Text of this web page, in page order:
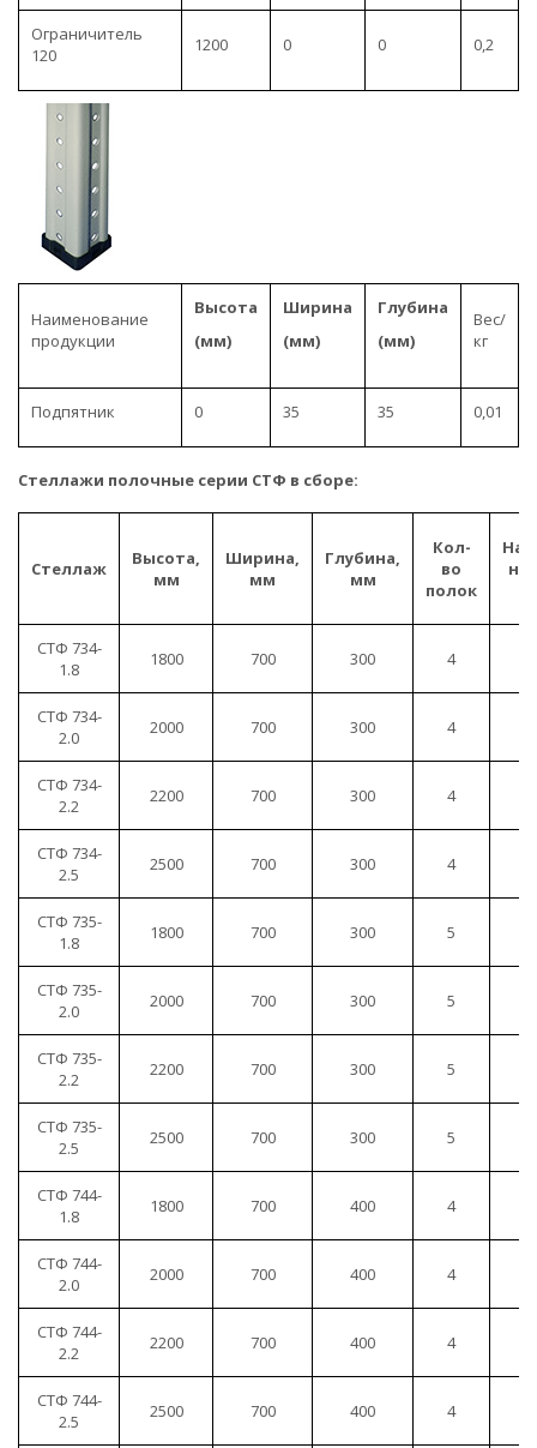
Ограничитель
120
1200 0 0 0,2
Наименование
продукции
Высота
(мм)
Ширина
(мм)
Глубина
(мм)
Вес/
кг
Подпятник 0 35 35 0,01
Стеллажи полочные серии СТФ в сборе:
Стеллаж
Высота,
мм
Ширина,
мм
Глубина,
мм
Кол-
во
полок
на
СТФ 734-
1.8
1800 700 300 4
СТФ 734-
2.0
2000 700 300 4
СТФ 734-
2.2
2200 700 300 4
СТФ 734-
2.5
2500 700 300 4
СТФ 735-
1.8
1800 700 300 5
СТФ 735-
2.0
2000 700 300 5
СТФ 735-
2.2
2200 700 300 5
СТФ 735-
2.5
2500 700 300 5
СТФ 744-
1.8
1800 700 400 4
СТФ 744-
2.0
2000 700 400 4
СТФ 744-
2.2
2200 700 400 4
СТФ 744-
2.5
2500 700 400 4